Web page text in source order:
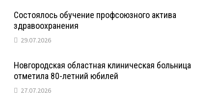
Состоялось обучение профсоюзного актива
здравоохранения
29.07.2026
Новгородская областная клиническая больница
отметила 80-летний юбилей
27.07.2026